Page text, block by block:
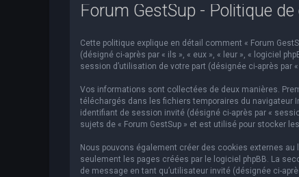
Forum GestSup - Politique
Cette politique explique en détail comment « Forum
(désigné ci-après par « ils », « eux », « leur », « logiciel
session d’utilisation de votre part (désignée ci-après par
Vos informations sont collectées de deux manières.
téléchargés dans les fichiers temporaires du navigateur
identifiant de session invité (désigné ci-après par «
sujets de « Forum GestSup » et est utilisé pour stocker
Nous pouvons également créer des cookies externes
seulement les pages créées par le logiciel phpBB. La
de message en tant qu’utilisateur invité (désignée ci-